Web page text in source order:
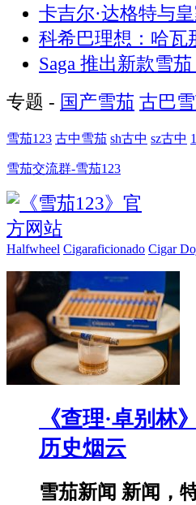
卡吉尔·达格特与
科希巴理想：哈瓦
Saga 推出新款雪
专题 - 国产雪茄 古巴
雪茄123 古中雪茄 sh古中 sz古中
雪茄交流群-雪茄123
Halfwheel Cigaraficionado Cigar
《查理·卓别林
历史烟云
雪茄新闻 新闻，